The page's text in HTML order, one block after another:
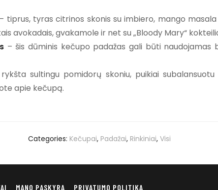
tiprus, tyras citrinos skonis su imbiero, mango masala
avokadais, gvakamole ir net su „Bloody Mary“
– šis dūminis kečupo padažas gali būti naudojamas
sultingu pomidorų skoniu, puikiai
apie kečupą.
Categories: Kečupai, Padažai, Rinkiniai, Visi
MANO PASKYRA PRIVATUMO POLITIKA